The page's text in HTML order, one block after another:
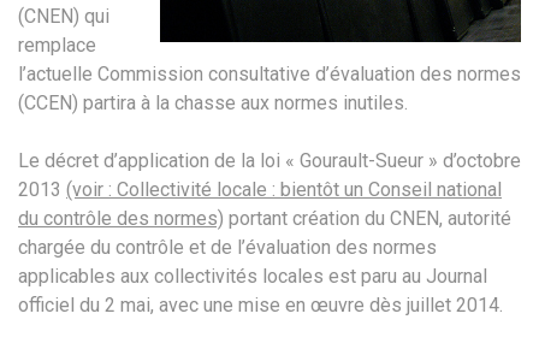
(CNEN) qui
remplace
l’actuelle Commission consultative d’évaluation des normes
(CCEN) partira à la chasse aux normes inutiles.
Le décret d’application de la loi « Gourault-Sueur » d’octobre
2013 (voir : Collectivité locale : bientôt un Conseil national
du contrôle des normes) portant création du CNEN, autorité
chargée du contrôle et de l’évaluation des normes
applicables aux collectivités locales est paru au Journal
officiel du 2 mai, avec une mise en œuvre dès juillet 2014.